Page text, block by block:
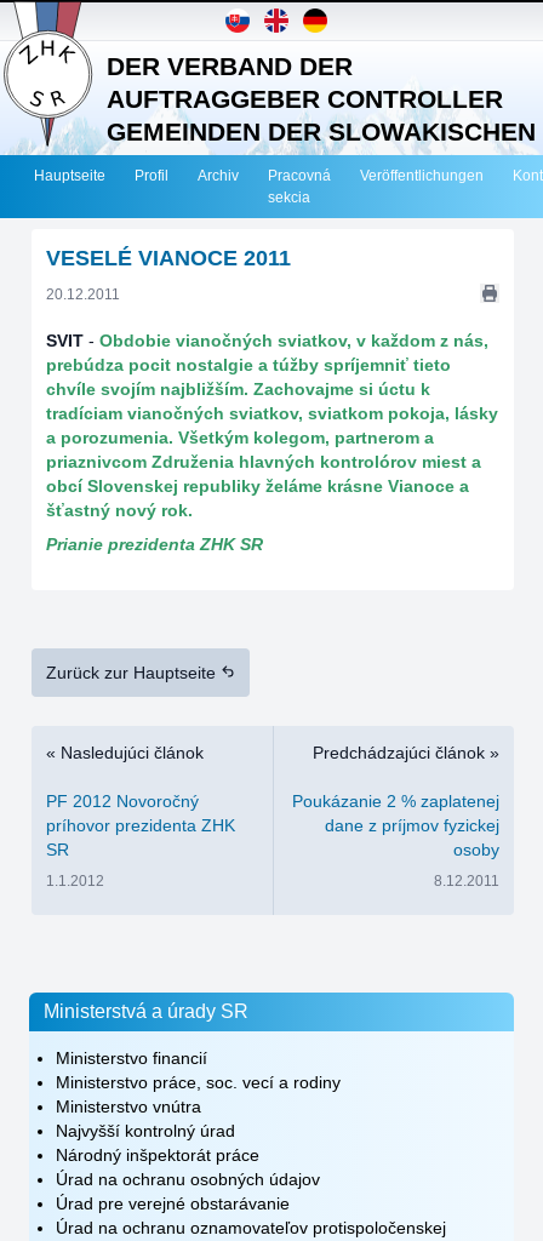
DER VERBAND DER
AUFTRAGGEBER CONTROLLER
GEMEINDEN DER SLOWAKISCHEN
REPUBLIK
Hauptseite Profil Archiv
Pracovná
sekcia
Veröffentlichungen
Ministerstvá a úrady SR
Ministerstvo financií
Ministerstvo práce, soc. vecí a rodiny
Ministerstvo vnútra
Najvyšší kontrolný úrad
Národný inšpektorát práce
Úrad na ochranu osobných údajov
Úrad pre verejné obstarávanie
Úrad na ochranu oznamovateľov protispoločenskej
VESELÉ VIANOCE 2011
20.12.2011
SVIT - Obdobie vianočných sviatkov, v každom z nás,
prebúdza pocit nostalgie a túžby spríjemniť tieto
chvíle svojím najbližším. Zachovajme si úctu k
tradíciam vianočných sviatkov, sviatkom pokoja, lásky
a porozumenia. Všetkým kolegom, partnerom a
priaznivcom Združenia hlavných kontrolórov miest a
obcí Slovenskej republiky želáme krásne Vianoce a
šťastný nový rok.
Prianie prezidenta ZHK SR
Zurück zur Hauptseite
« Nasledujúci článok
PF 2012 Novoročný
príhovor prezidenta ZHK
SR
1.1.2012
Predchádzajúci článok »
Poukázanie 2 % zaplatenej
dane z príjmov fyzickej
osoby
8.12.2011